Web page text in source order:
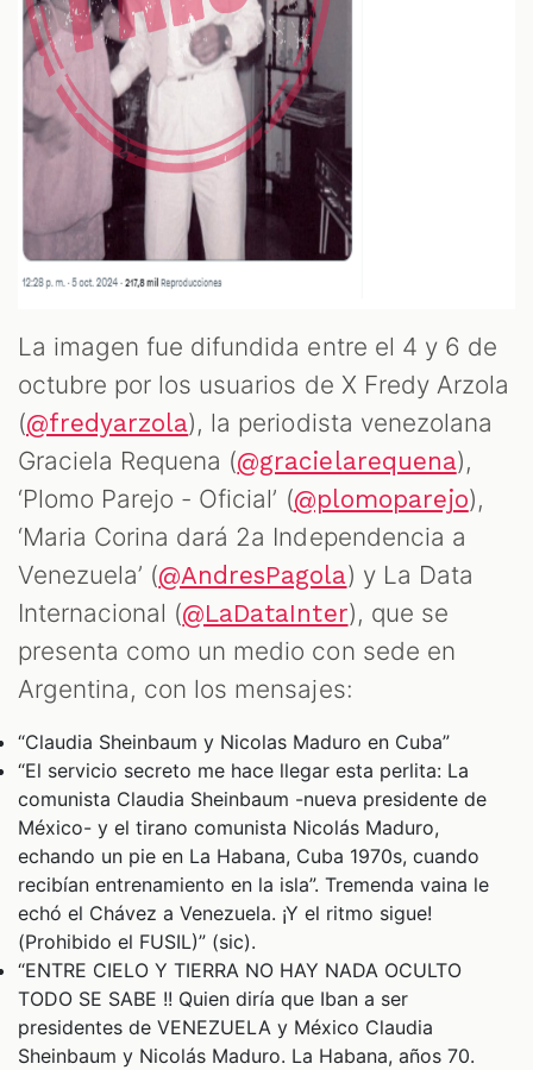
La imagen fue difundida entre el 4 y 6 de
octubre por los usuarios de X Fredy Arzola
(@fredyarzola), la periodista venezolana
Graciela Requena (@gracielarequena),
‘Plomo Parejo - Oficial’ (@plomoparejo),
‘Maria Corina dará 2a Independencia a
Venezuela’ (@AndresPagola) y La Data
Internacional (@LaDataInter), que se
presenta como un medio con sede en
Argentina, con los mensajes:
“Claudia Sheinbaum y Nicolas Maduro en Cuba”
“El servicio secreto me hace llegar esta perlita: La
comunista Claudia Sheinbaum -nueva presidente de
México- y el tirano comunista Nicolás Maduro,
echando un pie en La Habana, Cuba 1970s, cuando
recibían entrenamiento en la isla”. Tremenda vaina le
echó el Chávez a Venezuela. ¡Y el ritmo sigue!
(Prohibido el FUSIL)” (sic).
“ENTRE CIELO Y TIERRA NO HAY NADA OCULTO
TODO SE SABE !! Quien diría que Iban a ser
presidentes de VENEZUELA y México Claudia
Sheinbaum y Nicolás Maduro. La Habana, años 70.